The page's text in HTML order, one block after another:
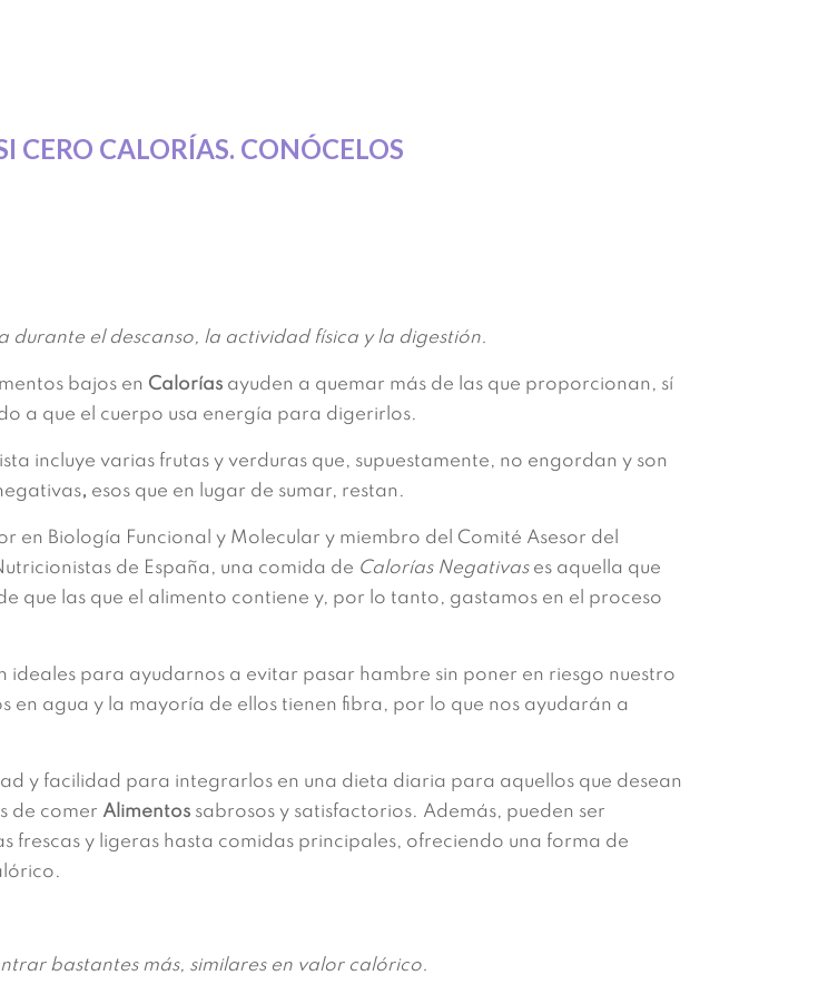
CERO CALORÍAS. CONÓCELOS
el descanso, la actividad física y la digestión.
bajos en Calorías ayuden a quemar más de las que proporcionan, sí
a que el cuerpo usa energía para digerirlos.
incluye varias frutas y verduras que, supuestamente, no engordan y son
, esos que en lugar de sumar, restan.
en Biología Funcional y Molecular y miembro del Comité Asesor del
de España, una comida de Calorías Negativases aquella que
que las que el alimento contiene y, por lo tanto, gastamos en el proceso
ideales para ayudarnos a evitar pasar hambre sin poner en riesgo nuestro
en agua y la mayoría de ellos tienen fibra, por lo que nos ayudarán a
y facilidad para integrarlos en una dieta diaria para aquellos que desean
de comer Alimentos sabrosos y satisfactorios. Además, pueden ser
y ligeras hasta comidas principales, ofreciendo una forma de
bastantes más, similares en valor calórico.